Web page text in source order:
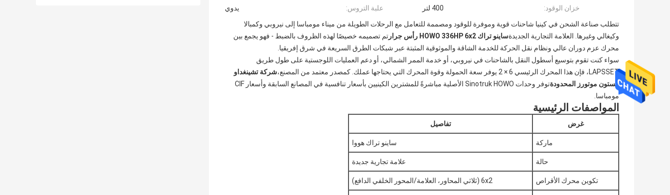
خزان الوقود: 400 لتر علبة التروس:
يدوي
تتطلب صناعة الشحن في كينيا شاحنات قوية وموفرة للوقود ومصممة للتعامل مع الرحلات الطويلة من ميناء مومباسا إلى نيروبي وكمبالا
وكيغالي وغيرها. العلامة التجارية الجديدةساينو تراك HOWO 336HP 6x2 رأس جرار
تم تصميمه خصيصًا لهذه الظروف بالضبط - فهو يجمع بين
محرك عزم دوران عالي ونظام نقل الحركة للخدمة الشاقة والموثوقية المثبتة عبر شبكات الطرق السريعة في شرق إفريقيا.
سواء كنت تقوم بتوسيع أسطول النقل بالشاحنات في نيروبي، أو خدمة الممر الشمالي، أو دعم العمليات اللوجستية على طول طريق
LAPSSET، فإن هذا المحرك الرئيسي 6 × 2 يوفر سعة الحمولة وقوة المحرك التي يحتاجها عملك. كمصدر معتمد من المصنع،
شركة تشينغداو
ألستون موتورز المحدودة
توفر وحدات Sinotruk HOWO الأصلية مباشرةً للمشترين الكينيين بأسعار تنافسية في المصانع السابقة وأسعار CIF
مومباسا.
المواصفات الرئيسية
غرض تفاصيل
ماركة ساينو تراك هووا
حالة علامة تجارية جديدة
تكوين محرك الأقراص 6x2 (ثلاثي المحاور، العلامة/المحور الخلفي الدافع)